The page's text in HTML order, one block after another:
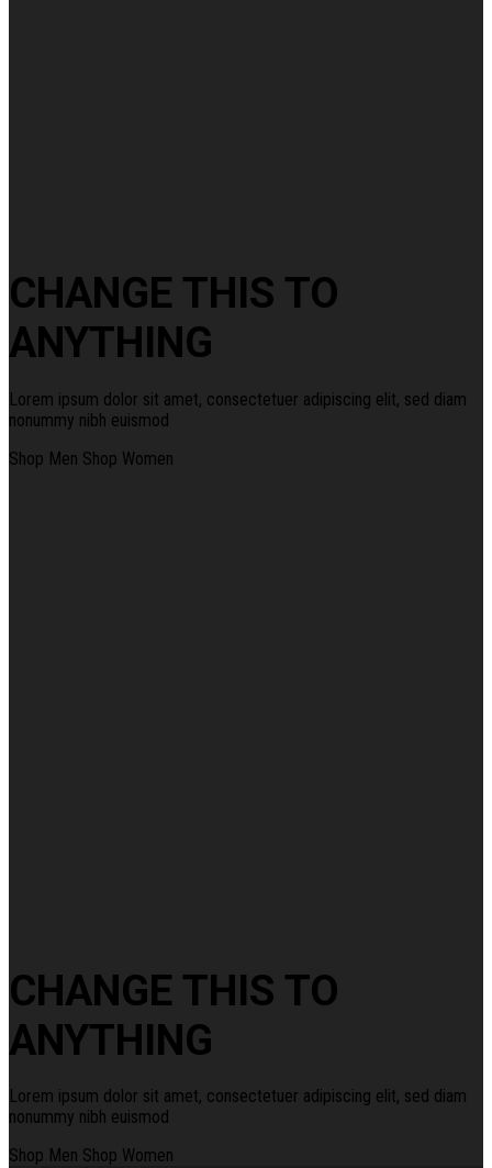
CHANGE THIS TO
ANYTHING
Lorem ipsum dolor sit amet, consectetuer adipiscing elit, sed diam
nonummy nibh euismod
Shop Men Shop Women
CHANGE THIS TO
ANYTHING
Lorem ipsum dolor sit amet, consectetuer adipiscing elit, sed diam
nonummy nibh euismod
Shop Men Shop Women